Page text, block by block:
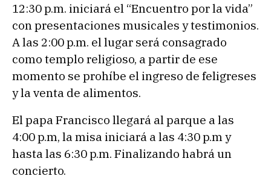
12:30 p.m. iniciará el “Encuentro por la vida”
con presentaciones musicales y testimonios.
A las 2:00 p.m. el lugar será consagrado
como templo religioso, a partir de ese
momento se prohíbe el ingreso de feligreses
y la venta de alimentos.
El papa Francisco llegará al parque a las
4:00 p.m, la misa iniciará a las 4:30 p.m y
hasta las 6:30 p.m. Finalizando habrá un
concierto.